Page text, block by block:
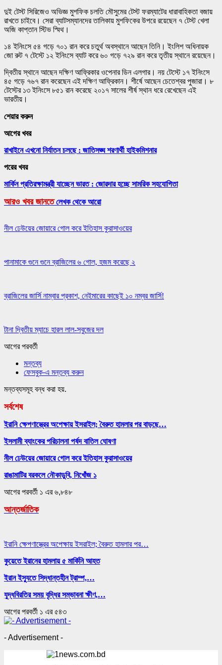
দুই টেস্ট সিরিজেও অভিজ্ঞ মুশফিক চলতি মৌসুমের টেস্ট ফরম্যাটের ধারাবাহিকতা বজায়
রাখতে চাইবে। সেরা ব্যাটসম্যানদের তালিকায় মুশফিকের উপরে রয়েছেন ৭ টেস্ট খেলা
অজি কাপ্তান স্টিভ স্মিথ।
১৪ ইনিংসে ৫৪ গড়ে ৭০১ রান করে চতুর্থ অবস্থানে আছেন তিনি। ইংলিশ অধিনায়ক
জো রুট ৭ টেস্টে ১২ ইনিংসে ব্যাট করে ৬০ গড়ে ৭২৯ রান করে তৃতীয় স্থানে রয়েছেন।
দ্বিতীয় স্থানে আছেন দক্ষিণ আফ্রিকার ওপেনার ডিন এলগার। নয় টেস্টে ১৭ ইনিংসে
৪৫ গড়ে ৭৬৭ রান করেছেন এই দক্ষিণ আফ্রিকান। শীর্ষে আছেন চেতেশ্বর পুজারা। ৮
টেস্টের ১৩ ইনিংসে ৮৫১ রান করেছে ২০১৭ সালের শীর্ষ স্থান ধরে রেখেছেন এই
ভারতীয়।
শেয়ার করুন
আগের খবর
রাখাইনে এখনো নির্যাতন চলছে : জাতিসঙ্ঘ শরণার্থী হাইকমিশনার
পরের খবর
মার্কিন প্রতিরক্ষামন্ত্রী যাচ্ছেন ভারত : জোরদার হচ্ছে সামরিক সহযোগিতা
আরও খবর জানতে লেখক থেকে আরো
নীল ঢেউয়ের জোয়ারে গোল করে ইতিহাস কুরাসাওয়ের
পানামাকে গুনে গুনে ব্রাজিলের ৬ গোল, হজম করেছে ২
ব্রাজিলের জার্সি নাম্বার প্রকাশ, নেইমারের কাছেই ১০ নম্বর জার্সি!
টানা দ্বিতীয় ম্যাচে হারল লাল-সবুজের দল
আগেরপরবর্তী
মন্তব্য
ফেসবুক-এ মন্তব্য করুন
মন্তব্যসমূহ বন্ধ করা হয়.
সর্বশেষ
ইরানি ক্ষেপণাস্ত্রের অপেক্ষায় ইসরাইল; বৈরুত হামলার পর বাড়ছে…
ইসলামী ব্যাংকের পরিচালনা পর্ষদ বাতিল ঘোষণা
নীল ঢেউয়ের জোয়ারে গোল করে ইতিহাস কুরাসাওয়ের
রাঙামাটির বরকলে নৌকাডুবি, নিখোঁজ ১
আগেরপরবর্তী ১ এর ৬,৮৪৮
আন্তর্জাতিক
ইরানি ক্ষেপণাস্ত্রের অপেক্ষায় ইসরাইল; বৈরুত হামলার পর…
কুয়েতে ইরানের হামলায় ৫ মার্কিনি আহত
ইরান ইস্যুতে সিদ্ধান্তহীন ট্রাম্প,…
যুদ্ধবিরতির সময় বৃদ্ধির সম্ভাবনা ক্ষীণ,…
আগেরপরবর্তী ১ এর ৫৪৩
- Advertisement -